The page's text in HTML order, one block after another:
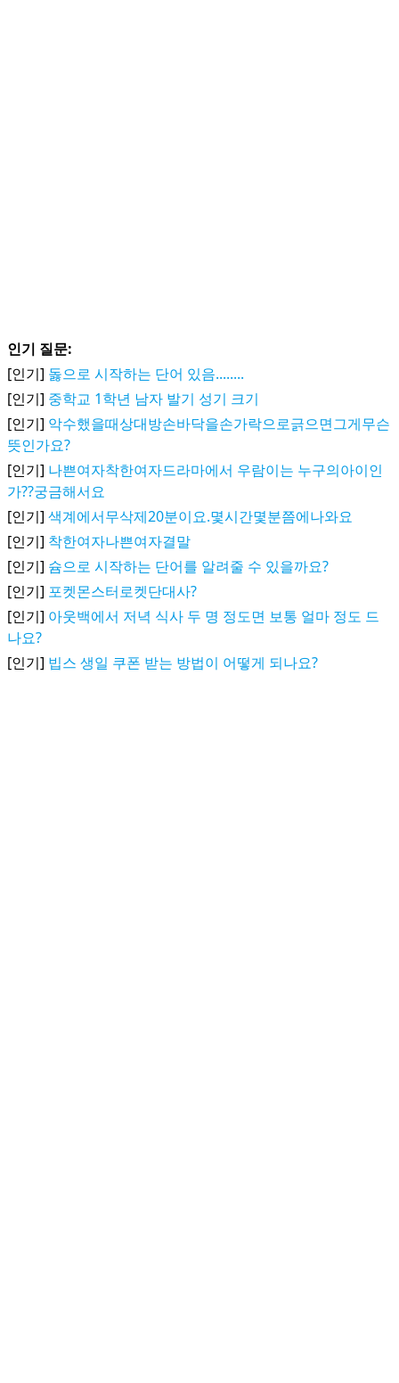
인기 질문:
[인기] 돓으로 시작하는 단어 있음........
[인기] 중학교 1학년 남자 발기 성기 크기
[인기] 악수했을때상대방손바닥을손가락으로긁으면그게무슨
뜻인가요?
[인기] 나쁜여자착한여자드라마에서 우람이는 누구의아이인
가??궁금해서요
[인기] 색계에서무삭제20분이요.몇시간몇분쯤에나와요
[인기] 착한여자나쁜여자결말
[인기] 슘으로 시작하는 단어를 알려줄 수 있을까요?
[인기] 포켓몬스터로켓단대사?
[인기] 아웃백에서 저녁 식사 두 명 정도면 보통 얼마 정도 드
나요?
[인기] 빕스 생일 쿠폰 받는 방법이 어떻게 되나요?